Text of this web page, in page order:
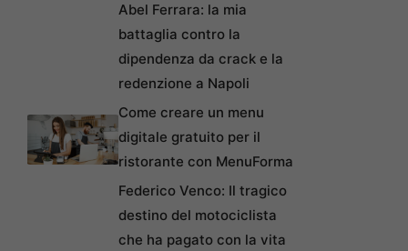
Abel Ferrara: la mia
battaglia contro la
dipendenza da crack e la
redenzione a Napoli
Come creare un menu
digitale gratuito per il
ristorante con MenuForma
Federico Venco: Il tragico
destino del motociclista
che ha pagato con la vita